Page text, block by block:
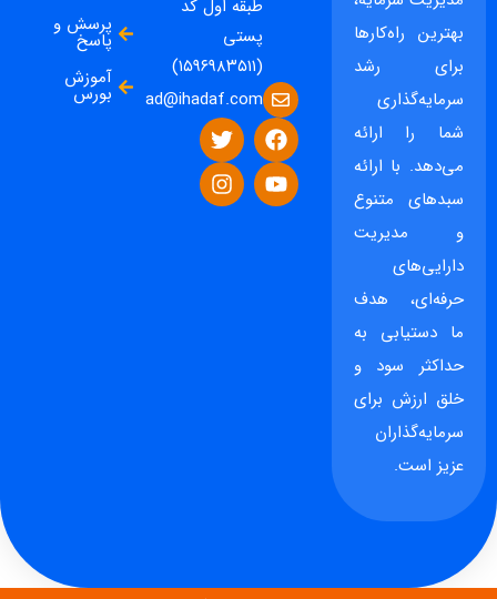
بهترین راه‌کارها
برای رشد
سرمایه‌گذاری
شما را ارائه
می‌دهد. با ارائه
سبدهای متنوع
و مدیریت
دارایی‌های
حرفه‌ای، هدف
ما دستیابی به
حداکثر سود و
خلق ارزش برای
سرمایه‌گذاران
عزیز است.
طبقه اول کد
پستی
(۱۵۹۶۹۸۳۵۱۱)
ad@ihadaf.com
پرسش و
پاسخ
آموزش
بورس